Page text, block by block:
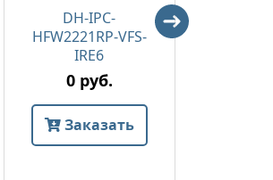
DH-IPC-
HFW2221RP-VFS-
IRE6
0 руб.
Заказать